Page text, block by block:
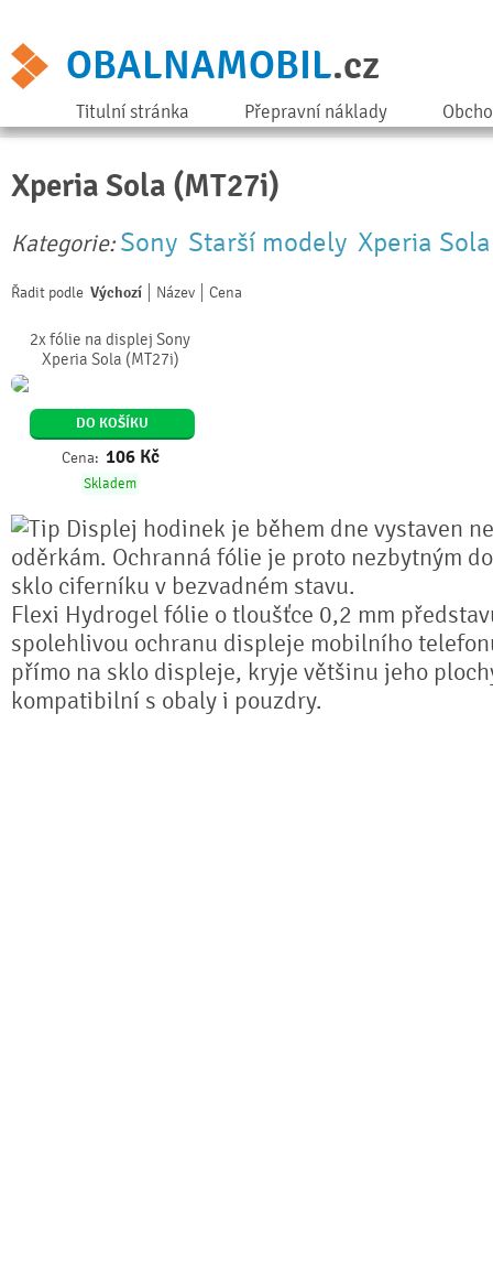
OBALNAMOBIL.cz
Titulní stránka Přepravní náklady
Xperia Sola (MT27i)
Kategorie: Sony Starší modely Xperia
Řadit podle Výchozí Název Cena
2x fólie na displej Sony
Xperia Sola (MT27i)
DO KOŠÍKU
Cena: 106 Kč
Skladem
Displej hodinek je během dne vystaven
oděrkám. Ochranná fólie je proto nezbytným
sklo ciferníku v bezvadném stavu.
Flexi Hydrogel fólie o tloušťce 0,2 mm
spolehlivou ochranu displeje mobilního
přímo na sklo displeje, kryje většinu jeho
kompatibilní s obaly i pouzdry.